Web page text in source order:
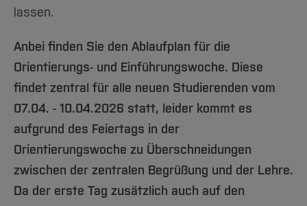
lassen.
Anbei finden Sie den Ablaufplan für die
Orientierungs- und Einführungswoche. Diese
findet zentral für alle neuen Studierenden vom
07.04. - 10.04.2026 statt, leider kommt es
aufgrund des Feiertags in der
Orientierungswoche zu Überschneidungen
zwischen der zentralen Begrüßung und der Lehre.
Da der erste Tag zusätzlich auch auf den